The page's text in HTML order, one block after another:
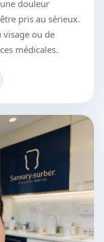
douleur
pris au sérieux.
visage ou de
médicales.